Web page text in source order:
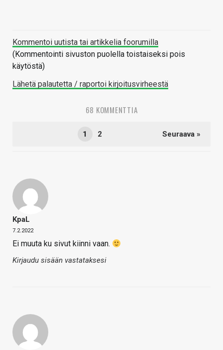
Kommentoi uutista tai artikkelia foorumilla
(Kommentointi sivuston puolella toistaiseksi pois
käytöstä)
Lähetä palautetta / raportoi kirjoitusvirheestä
68 KOMMENTTIA
1 2 Seuraava »
KpaL
7.2.2022
Ei muuta ku sivut kiinni vaan.
Kirjaudu sisään vastataksesi